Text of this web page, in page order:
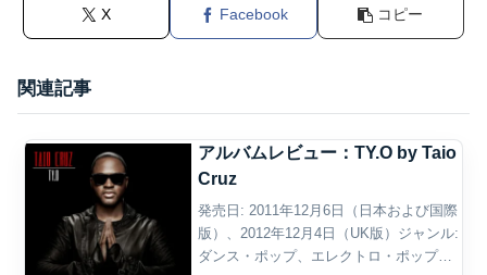
X Facebook コピー
関連記事
アルバムレビュー：TY.O by Taio
Cruz
発売日: 2011年12月6日（日本および国際
版）、2012年12月4日（UK版）ジャンル:
ダンス・ポップ、エレクトロ・ポップ、